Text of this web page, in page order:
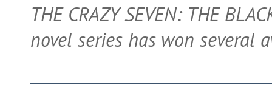
THE CRAZY SEVEN: THE
novel series has won several